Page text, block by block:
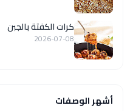
كرات الكفتة بالجبن
2026-07-08
أشهر الوصفات